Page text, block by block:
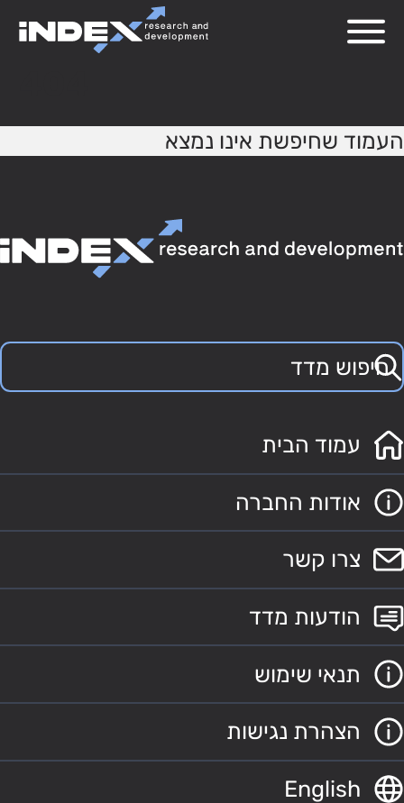
העמוד שחיפשת אינו נמצא
עמוד הבית
אודות החברה
צרו קשר
הודעות מדד
תנאי שימוש
הצהרת נגישות
English